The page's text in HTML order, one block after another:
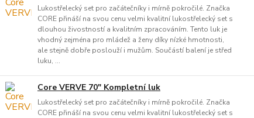
Lukostřelecký set pro začátečníky i mírně pokročilé. Značka
CORE přináší na svou cenu velmi kvalitní lukostřelecký set s
dlouhou živostností a kvalitním zpracováním. Tento luk je
vhodný zejména pro mládež a ženy díky nízké hmotnosti,
ale stejně dobře poslouží i mužům. Součástí balení je střed
luku, ...
Core VERVE 70" Kompletní luk
Lukostřelecký set pro začátečníky i mírně pokročilé. Značka
CORE přináší na svou cenu velmi kvalitní lukostřelecký set s